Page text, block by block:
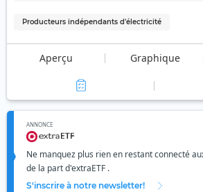
Producteurs indépendants d'électricité
Aperçu Graphique
ANNONCE
Ne manquez plus rien en restant connecté
de la part d'extraETF .
S'inscrire à notre newsletter!